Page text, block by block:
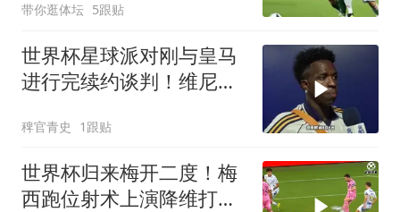
带你逛体坛 5跟贴
世界杯星球派对刚与皇马
进行完续约谈判！维尼修
帖子和个人简介！维尼修
斯
稗官青史 1跟贴
世界杯归来梅开二度！梅
西跑位射术上演降维打